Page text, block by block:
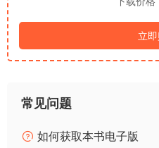
立
常见问题
如何获取本书电子版